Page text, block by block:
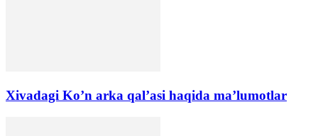
Xivadagi Ko’n arka qal’asi haqida ma’lumotlar